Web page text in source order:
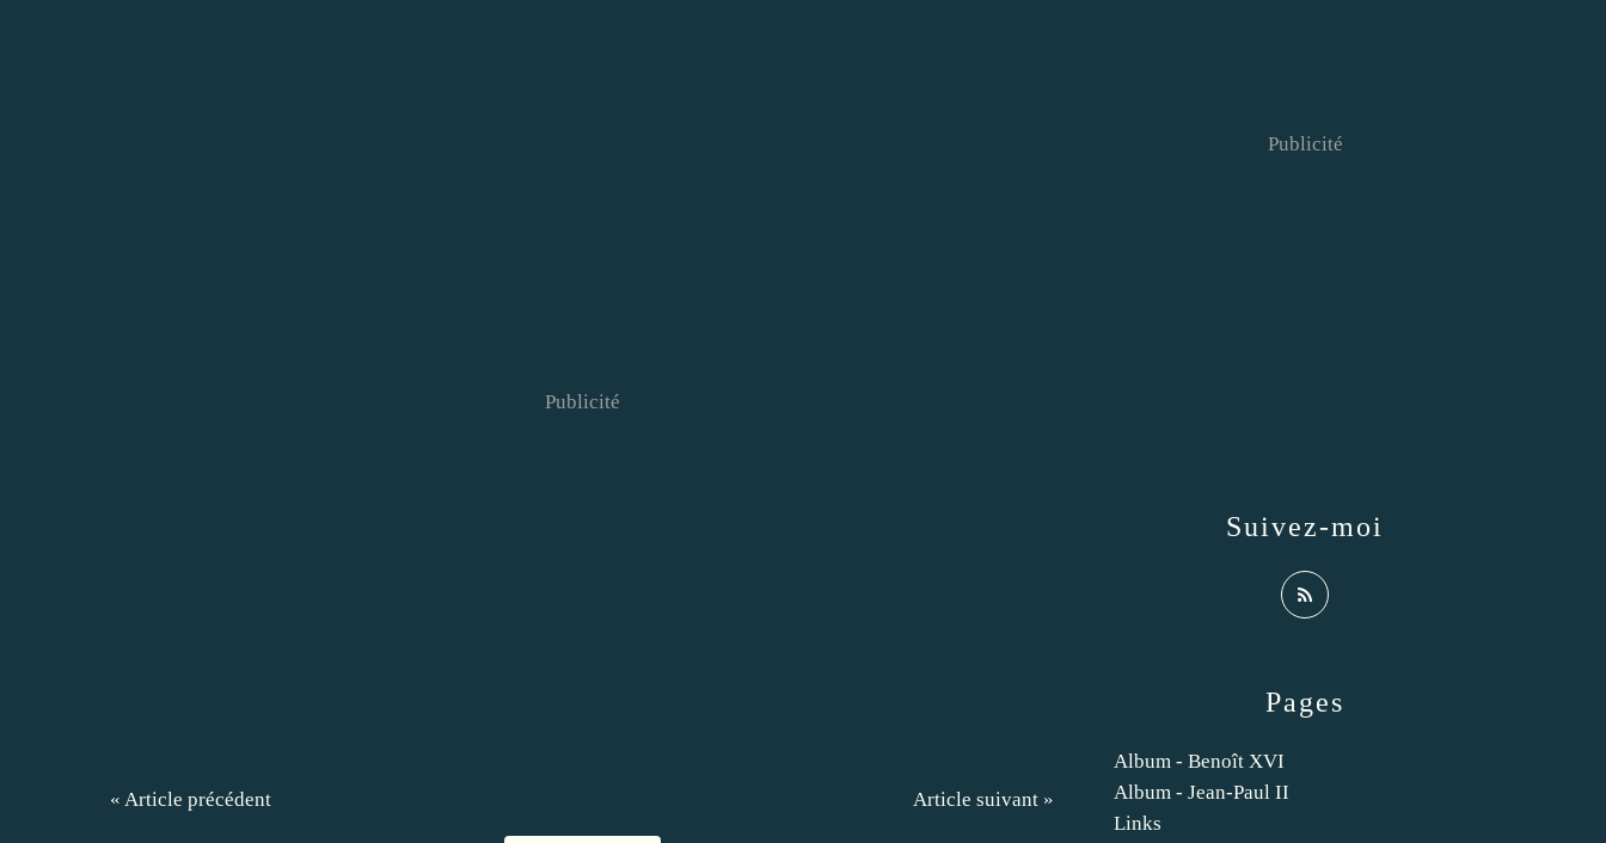
Publicité
« Article précédent Article suivant »
Pages
Album - Benoît XVI
Album - Jean-Paul II
Links
Suivez-moi
Publicité